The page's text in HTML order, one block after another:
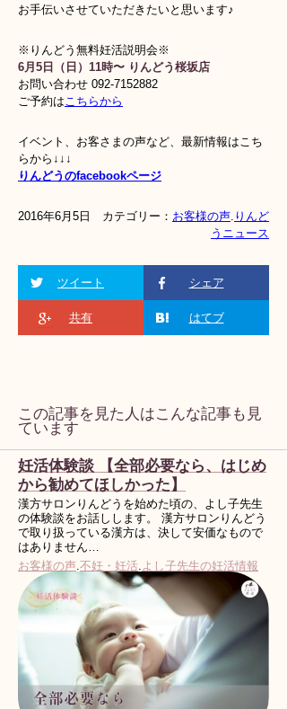
お手伝いさせていただきたいと思います♪
※りんどう無料妊活説明会※
6月5日（日）11時〜 りんどう桜坂店
お問い合わせ 092-7152882
ご予約はこちらから
イベント、お客さまの声など、最新情報はこち
らから↓↓↓
りんどうのfacebookページ
2016年6月5日 カテゴリー： お客様の声. りんど
うニュース
ツイート シェア
共有 はてブ
この記事を見た人はこんな記事も見
ています
妊活体験談 【全部必要なら、はじめ
から勧めてほしかった】
漢方サロンりんどうを始めた頃の、よし子先生
の体験談をお話しします。 漢方サロンりんどう
で取り扱っている漢方は、決して安価なもので
はありません…
お客様の声.不妊・妊活.よし子先生の妊活情報